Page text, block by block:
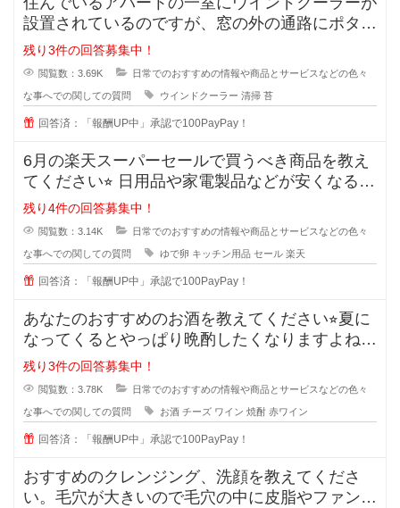
設置されているのですが、窓の外の通路にポタポ
タ水が流れるので、すぐに緑のコケ
残り3件の回答募集中！
閲覧数：3.69K 日常でのおすすめの情報や商品とサービスなどの色々
な事へでの関しての質問 ウインドクーラー 清掃 苔
回答済：「報酬UP中」承認で100PayPay！
6月の楽天スーパーセールで買うべき商品を教え
てください⭐︎ 日用品や家電製品などが安くなる楽
天スーパ
残り4件の回答募集中！
閲覧数：3.14K 日常でのおすすめの情報や商品とサービスなどの色々
な事へでの関しての質問 ゆで卵 キッチン用品 セール 楽天
回答済：「報酬UP中」承認で100PayPay！
あなたのおすすめのお酒を教えてください⭐︎夏に
なってくるとやっぱり晩酌したくなりますよね。
でも糖質などが気
残り3件の回答募集中！
閲覧数：3.78K 日常でのおすすめの情報や商品とサービスなどの色々
な事へでの関しての質問 お酒 チーズ ワイン 焼酎 赤ワイン
回答済：「報酬UP中」承認で100PayPay！
おすすめのクレンジング、洗顔を教えてくださ
い。毛穴が大きいので毛穴の中に皮脂やファンデ